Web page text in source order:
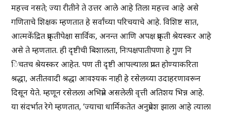
महत्त्व नसते; ज्या रीतीने ते उत्तर आले आहे तिला महत्त्व आहे असे
गणिताचे शिक्षक म्हणतात हे सर्वांच्या परिचयाचे आहे. विशिष्ट सात,
आत्मकेंद्रित प्रकृतीपेक्षा सार्विक, अनन्त आणि अपक्ष प्रकृती श्रेयस्कर आहे
असे ते म्हणतात. ही दृष्टीची बिशालता, निःपक्षपातीपणा हे गुण नि
िचतच श्रेयस्कर आहेत. पण ती दृष्टी आपल्याला प्राप्त होण्याकरिता
श्रद्धा, अतीतवादी श्रद्धा आवश्यक नाही हे रसेलच्या उदाहरणावरून
दिसून येते. म्हणून रसेलला अभिप्रेत असलेली वृत्ती अतिशय भिन्न आहे.
या संदर्भात रेगे म्हणतात, ‘ज्याचा धार्मिकतेत अनुप्रवेश झाला आहे त्याला